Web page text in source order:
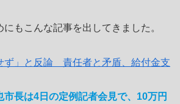
もこんな記事を出してきました。
ず」と反論 責任者と矛盾、給付金支
長は4日の定例記者会見で、10万円